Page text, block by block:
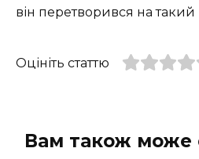
він перетворився на
Оцініть статтю
Вам також може